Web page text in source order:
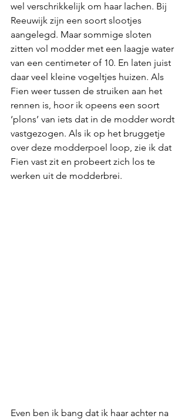
wel verschrikkelijk om haar lachen. Bij
Reeuwijk zijn een soort slootjes
aangelegd. Maar sommige sloten
zitten vol modder met een laagje water
van een centimeter of 10. En laten juist
daar veel kleine vogeltjes huizen. Als
Fien weer tussen de struiken aan het
rennen is, hoor ik opeens een soort
‘plons’ van iets dat in de modder wordt
vastgezogen. Als ik op het bruggetje
over deze modderpoel loop, zie ik dat
Fien vast zit en probeert zich los te
werken uit de modderbrei.
Even ben ik bang dat ik haar achter na